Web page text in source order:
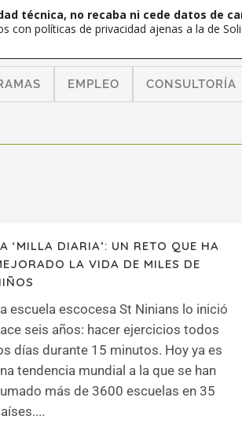
EMPLEO CONSULTORÍA
‘MILLA DIARIA’: UN RETO QUE HA
LA VIDA DE MILES DE
escuela escocesa St Ninians lo inició
seis años: hacer ejercicios todos
días durante 15 minutos. Hoy ya es
tendencia mundial a la que se han
más de 3600 escuelas en 35
técnica, no recaba ni cede datos de
con políticas de privacidad ajenas a la de